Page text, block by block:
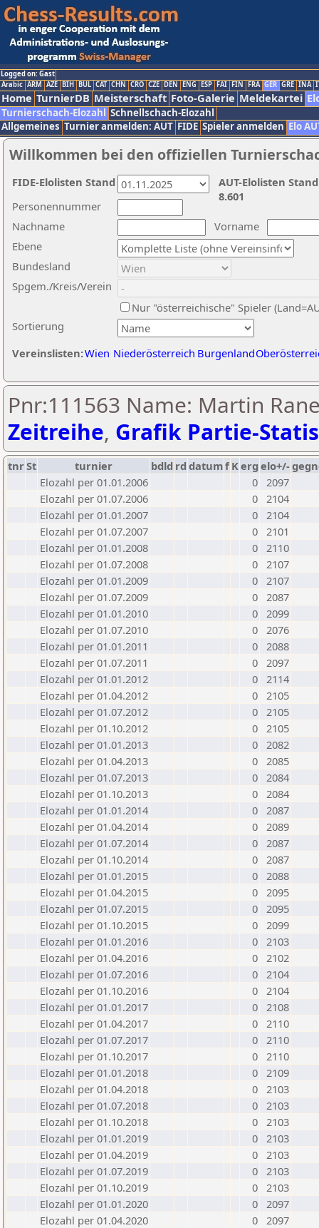
Logged on: Gast
Arabic ARM AZE BIH BUL CAT CHN CRO CZE DEN ENG ESP FAI FIN FRA GER GRE INA
Home TurnierDB Meisterschaft Foto-Galerie Meldekartei
Turnierschach-Elozahl Schnellschach-Elozahl
Allgemeines Turnier anmelden: AUT FIDE Spieler anmelden Elo
Willkommen bei den offiziellen
Nachname
Vorname
Ebene
Sortierung
Personennummer
Bundesland
Spgem./Kreis/Verein
Nur "österreichische" Spieler
Vereinslisten:Wien Niederösterreich Burgenland
AUT-Elolisten
8.601
FIDE-Elolisten Stand
Pnr:111563 Name: Martin
Zeitreihe, Grafik Partie-
tnrSt turnier bdld rd datumf Kerg elo+/-
Elozahl per 01.01.2006
0 2097
Elozahl per 01.07.2006
0 2104
Elozahl per 01.01.2007
0 2104
Elozahl per 01.07.2007
0 2101
Elozahl per 01.01.2008
0 2110
Elozahl per 01.07.2008
0 2107
Elozahl per 01.01.2009
0 2107
Elozahl per 01.07.2009
0 2087
Elozahl per 01.01.2010
0 2099
Elozahl per 01.07.2010
0 2076
Elozahl per 01.01.2011
0 2088
Elozahl per 01.07.2011
0 2097
Elozahl per 01.01.2012
0 2114
Elozahl per 01.04.2012
0 2105
Elozahl per 01.07.2012
0 2105
Elozahl per 01.10.2012
0 2105
Elozahl per 01.01.2013
0 2082
Elozahl per 01.04.2013
0 2085
Elozahl per 01.07.2013
0 2084
Elozahl per 01.10.2013
0 2084
Elozahl per 01.01.2014
0 2087
Elozahl per 01.04.2014
0 2089
Elozahl per 01.07.2014
0 2087
Elozahl per 01.10.2014
0 2087
Elozahl per 01.01.2015
0 2088
Elozahl per 01.04.2015
0 2095
Elozahl per 01.07.2015
0 2095
Elozahl per 01.10.2015
0 2099
Elozahl per 01.01.2016
0 2103
Elozahl per 01.04.2016
0 2102
Elozahl per 01.07.2016
0 2104
Elozahl per 01.10.2016
0 2104
Elozahl per 01.01.2017
0 2108
Elozahl per 01.04.2017
0 2110
Elozahl per 01.07.2017
0 2110
Elozahl per 01.10.2017
0 2110
Elozahl per 01.01.2018
0 2109
Elozahl per 01.04.2018
0 2103
Elozahl per 01.07.2018
0 2103
Elozahl per 01.10.2018
0 2103
Elozahl per 01.01.2019
0 2103
Elozahl per 01.04.2019
0 2103
Elozahl per 01.07.2019
0 2103
Elozahl per 01.10.2019
0 2103
Elozahl per 01.01.2020
0 2097
Elozahl per 01.04.2020
0 2097